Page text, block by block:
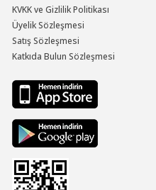
KVKK ve Gizlilik Politikası
Üyelik Sözleşmesi
Satış Sözleşmesi
Katkıda Bulun Sözleşmesi